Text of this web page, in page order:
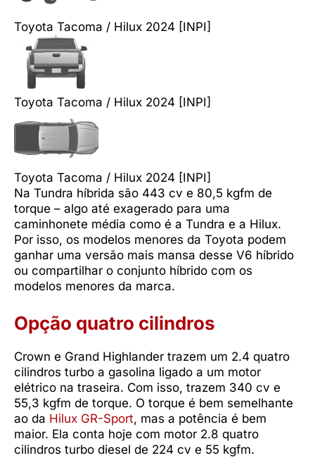
Toyota Tacoma / Hilux 2024 [INPI]
Toyota Tacoma / Hilux 2024 [INPI]
Toyota Tacoma / Hilux 2024 [INPI]
Na Tundra híbrida são 443 cv e 80,5 kgfm de
torque – algo até exagerado para uma
caminhonete média como é a Tundra e a Hilux.
Por isso, os modelos menores da Toyota podem
ganhar uma versão mais mansa desse V6 híbrido
ou compartilhar o conjunto híbrido com os
modelos menores da marca.
Opção quatro cilindros
Crown e Grand Highlander trazem um 2.4 quatro
cilindros turbo a gasolina ligado a um motor
elétrico na traseira. Com isso, trazem 340 cv e
55,3 kgfm de torque. O torque é bem semelhante
ao da Hilux GR-Sport, mas a potência é bem
maior. Ela conta hoje com motor 2.8 quatro
cilindros turbo diesel de 224 cv e 55 kgfm.